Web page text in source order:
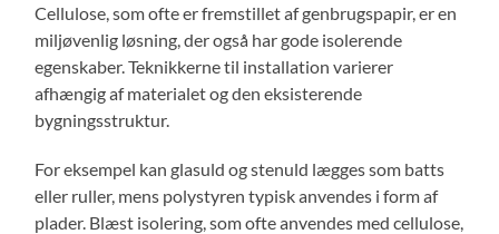
Cellulose, som ofte er fremstillet af genbrugspapir, er en
miljøvenlig løsning, der også har gode isolerende
egenskaber. Teknikkerne til installation varierer
afhængig af materialet og den eksisterende
bygningsstruktur.
For eksempel kan glasuld og stenuld lægges som batts
eller ruller, mens polystyren typisk anvendes i form af
plader. Blæst isolering, som ofte anvendes med cellulose,